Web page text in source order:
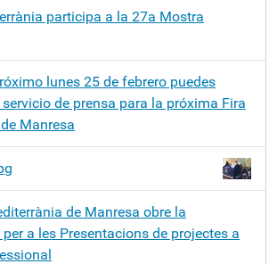
participa a la 27a Mostra
lunes 25 de febrero puedes
de prensa para la próxima Fira
Manresa
de Manresa obre la
a les Presentacions de projectes a